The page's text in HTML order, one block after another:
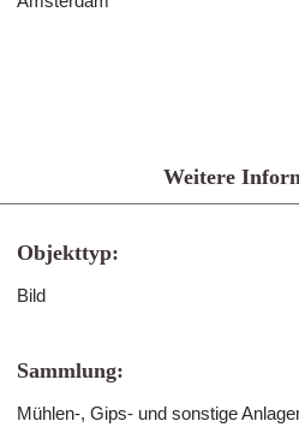
Weitere
Objekttyp:
Bild
Sammlung:
Mühlen-, Gips- und sonstige